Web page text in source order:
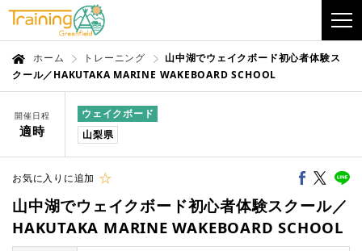
ホーム トレーニング
山中湖でウェイクボード初心者体験ス
クール／HAKUTAKA MARINE WAKEBOARD SCHOOL
開催日程
適時
ウェイクボード
山梨県
お気に入りに追加
山中湖でウェイクボード初心者体験スクール／
HAKUTAKA MARINE WAKEBOARD SCHOOL